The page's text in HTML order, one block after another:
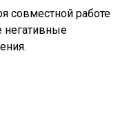
совместной работе
негативные